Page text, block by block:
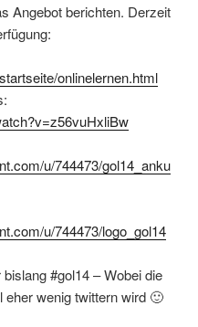
Angebot berichten. Derzeit
onlinelernen.html
u/744473/gol14_anku
u/744473/logo_gol14
#gol14 – Wobei die
wenig twittern wird 🙂